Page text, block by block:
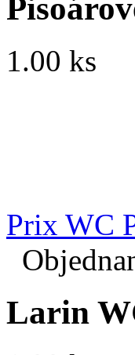
1.00 ks
Prix WC
Larin